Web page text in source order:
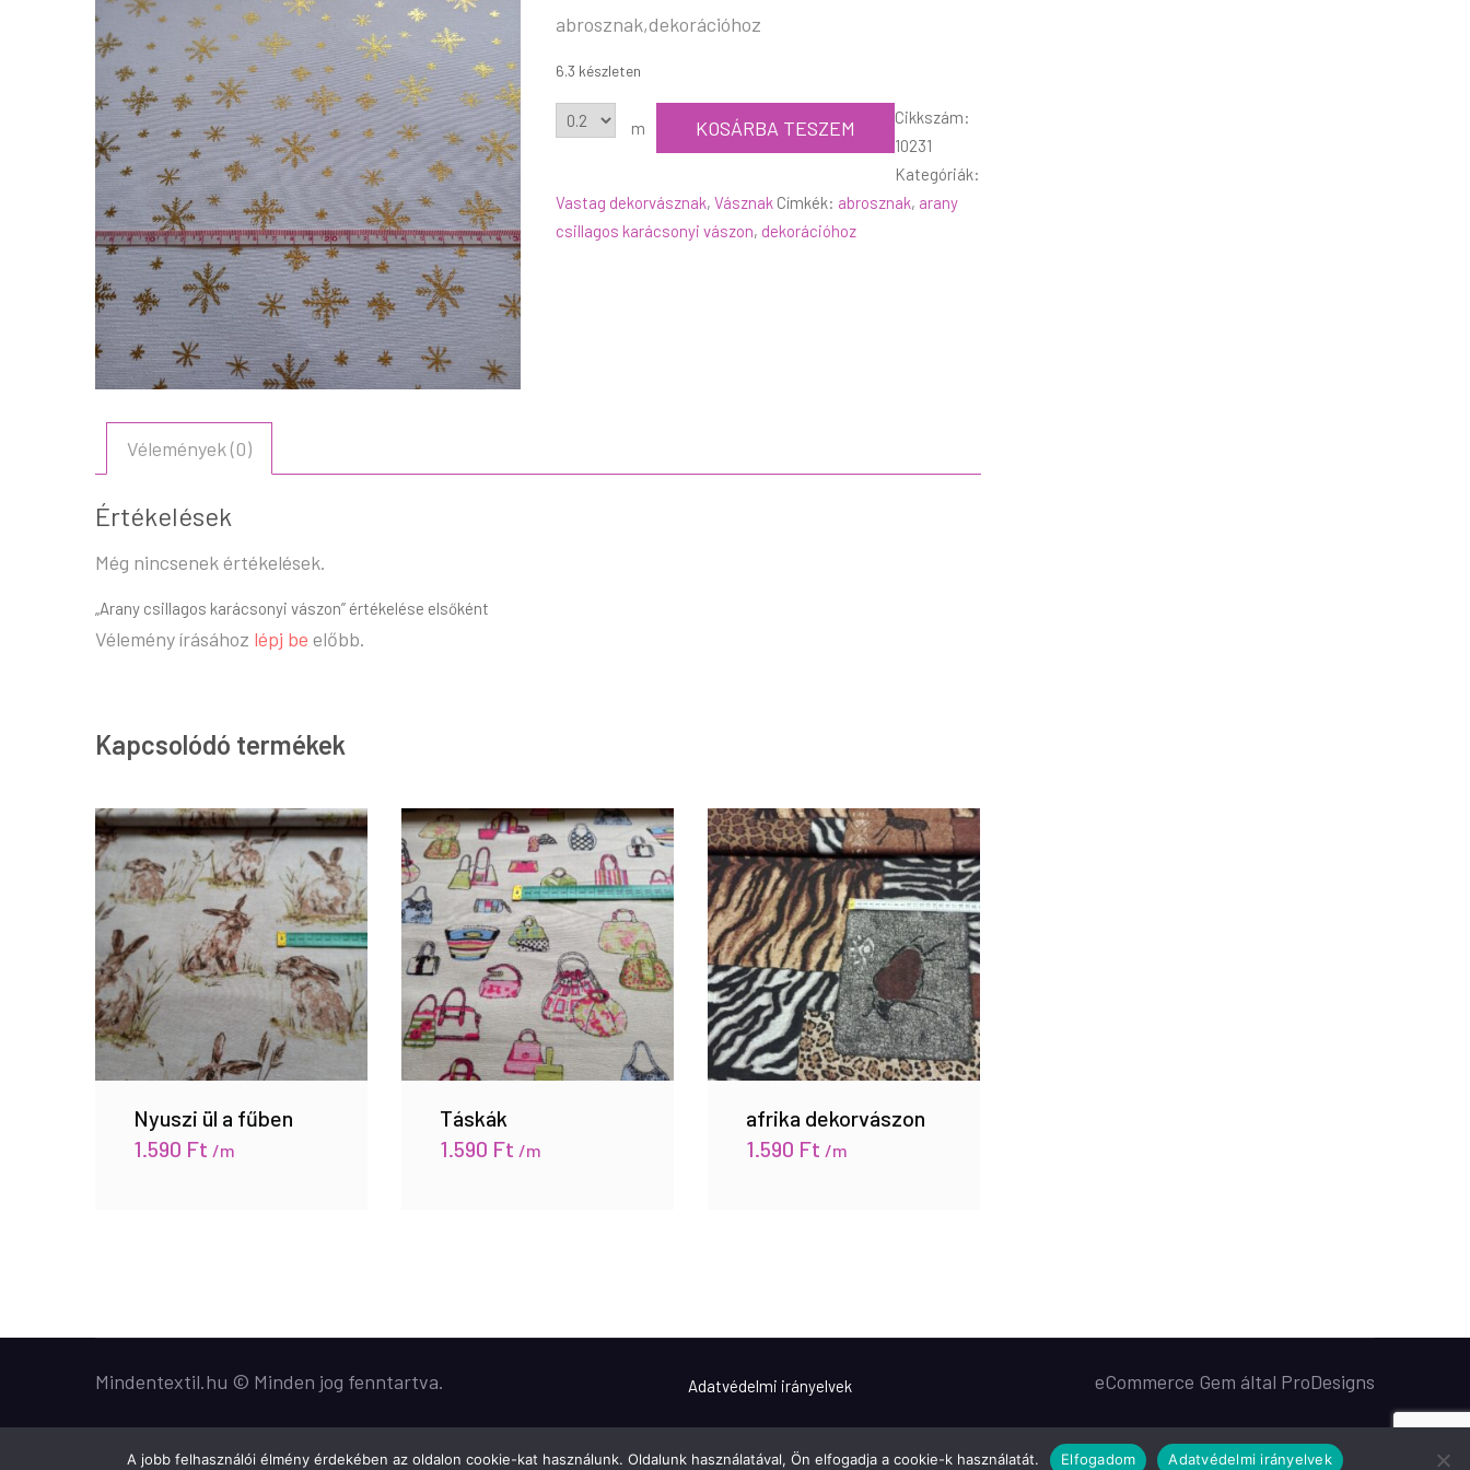
abrosznak,dekorációhoz
6.3 készleten
m KOSÁRBA TESZEM
Cikkszám:
10231
Kategóriák:
Vastag dekorvásznak,Vásznak Címkék: abrosznak, arany
csillagos karácsonyi vászon, dekorációhoz
Vélemények (0)
Értékelések
Még nincsenek értékelések.
„Arany csillagos karácsonyi vászon” értékelése elsőként
Vélemény írásához lépj be előbb.
Kapcsolódó termékek
Nyuszi ül a fűben
1.590 Ft /m
Táskák
1.590 Ft /m
afrika dekorvászon
1.590 Ft /m
Mindentextil.hu © Minden jog fenntartva. eCommerce Gem által ProDesigns
Adatvédelmi irányelvek
A jobb felhasználói élmény érdekében az oldalon cookie-kat használunk. Oldalunk használatával, Ön elfogadja a cookie-k használatát. Elfogadom Adatvédelmi irányelvek